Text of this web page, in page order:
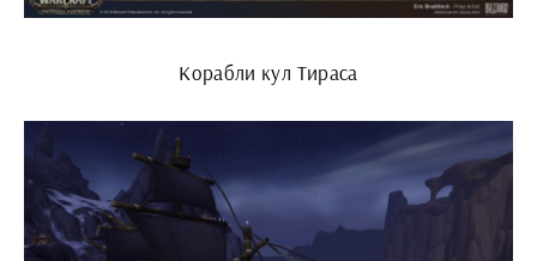
Корабли кул Тираса